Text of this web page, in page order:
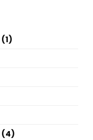
(1)
(4)